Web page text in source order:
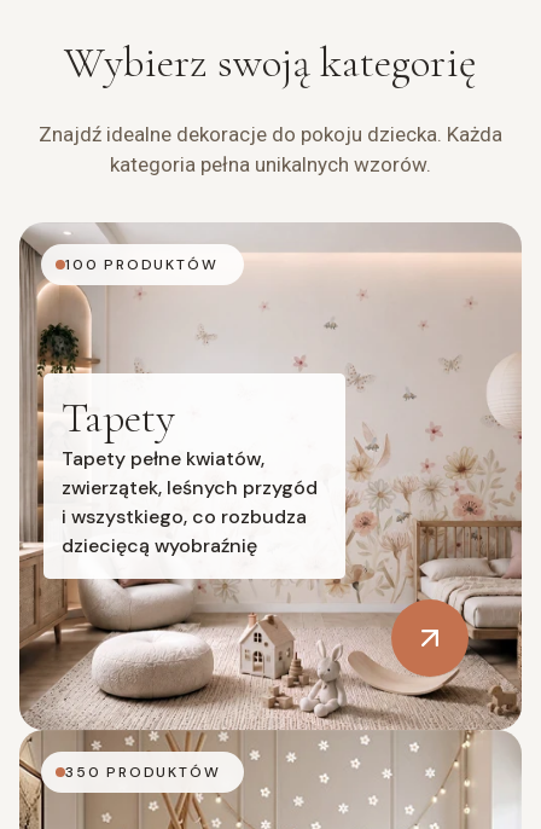
Wybierz swoją kategorię
Znajdź idealne dekoracje do pokoju dziecka. Każda
kategoria pełna unikalnych wzorów.
100 PRODUKTÓW
Tapety
Tapety pełne kwiatów,
zwierzątek, leśnych przygód
i wszystkiego, co rozbudza
dziecięcą wyobraźnię
350 PRODUKTÓW